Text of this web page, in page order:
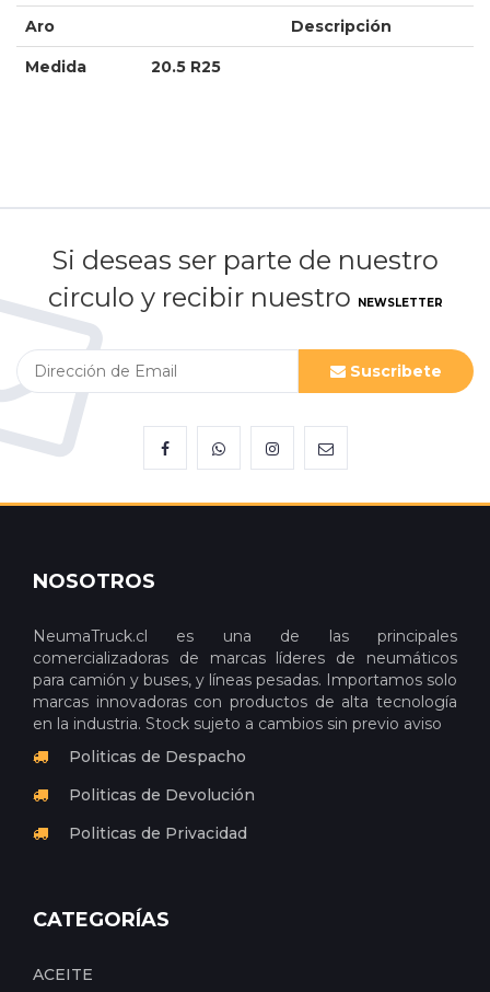
Aro Descripción
Medida 20.5 R25
Si deseas ser parte de nuestro
circulo y recibir nuestro
NEWSLETTER
Suscribete
NOSOTROS
NeumaTruck.cl es una de las principales
comercializadoras de marcas líderes de neumáticos
para camión y buses, y líneas pesadas. Importamos solo
marcas innovadoras con productos de alta tecnología
en la industria. Stock sujeto a cambios sin previo aviso
Politicas de Despacho
Politicas de Devolución
Politicas de Privacidad
CATEGORÍAS
ACEITE